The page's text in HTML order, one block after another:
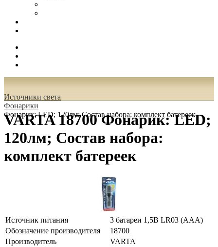
Источники света
Фонарики
Фонарик: LED; 120лм; Состав набора: комплект батереек
VARTA 18700 Фонарик: LED;
120лм; Состав набора:
комплект батереек
Источник питания
3 батареи 1,5В LR03 (AAA)
Обозначение производителя
18700
Производитель
VARTA